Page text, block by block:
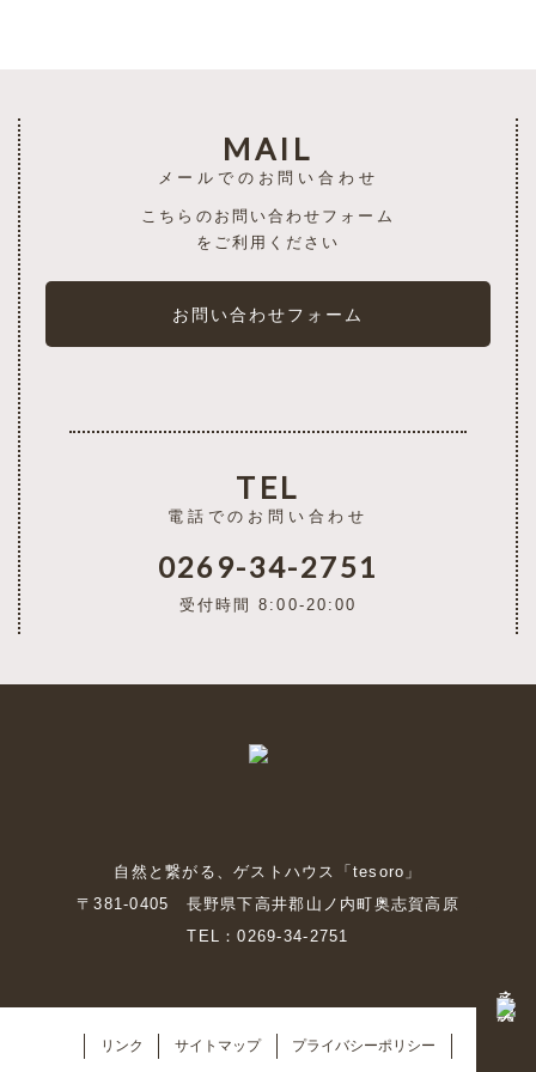
MAIL
メールでのお問い合わせ
こちらのお問い合わせフォーム
をご利用ください
お問い合わせフォーム
TEL
電話でのお問い合わせ
0269-34-2751
受付時間 8:00-20:00
自然と繋がる、ゲストハウス「tesoro」
〒381-0405 長野県下高井郡山ノ内町奥志賀高原
TEL：0269-34-2751
リンク サイトマップ プライバシーポリシー